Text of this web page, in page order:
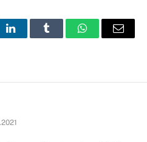
LinkedInTumblr WhatsAppEmail